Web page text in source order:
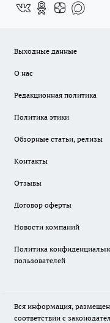
Выходные данные
О нас
Редакционная политика
Политика этики
Обзорные статьи, релизы
Контакты
Отзывы
Договор оферты
Новости компаний
Политика
пользователей
Вся информация,
соответствии с